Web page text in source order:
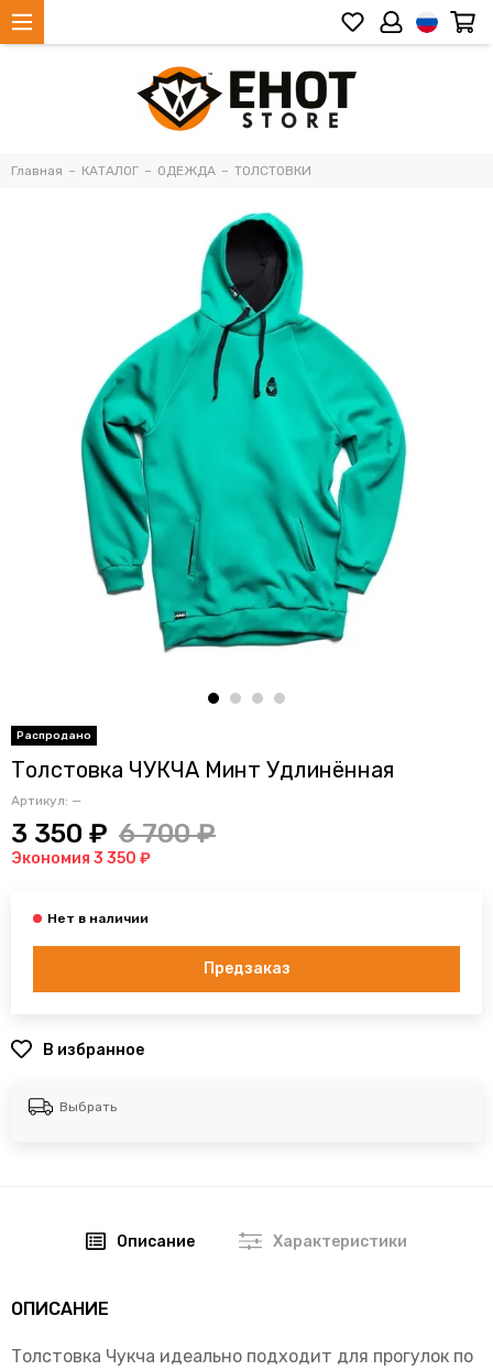
Главная КАТАЛОГ ОДЕЖДА ТОЛСТОВКИ
Толстовка ЧУКЧА Минт Удлинённая
Артикул: —
3 350 ₽ 6 700 ₽
Экономия 3 350 ₽
Предзаказ
В избранное
Выбрать
Описание Характеристики
ОПИСАНИЕ
Толстовка Чукча идеально подходит для прогулок по